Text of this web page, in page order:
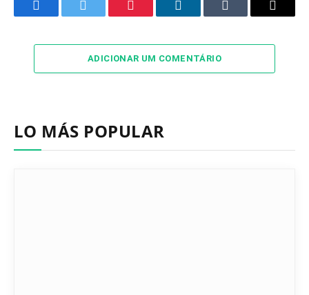
FacebookTwitter Pinterest LinkedInTumblr Email
ADICIONAR UM COMENTÁRIO
LO MÁS POPULAR